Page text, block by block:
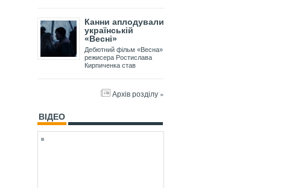
Канни аплодували
українській
«Весні»
Дебютний фільм «Весна»
режисера Ростислава
Кирпиченка став
Архів розділу »
ВІДЕО